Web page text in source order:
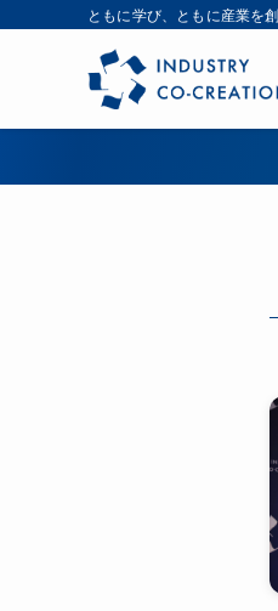
ともに学び、ともに産業を創